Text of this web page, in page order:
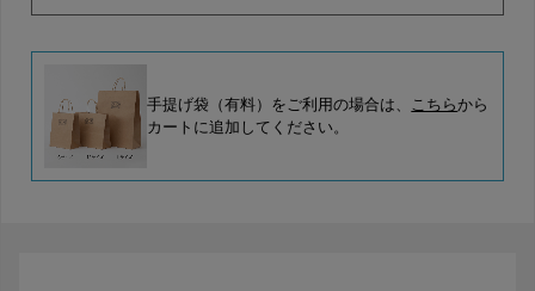
手提げ袋（有料）をご利用の場合は、 こちらから
カートに追加してください。